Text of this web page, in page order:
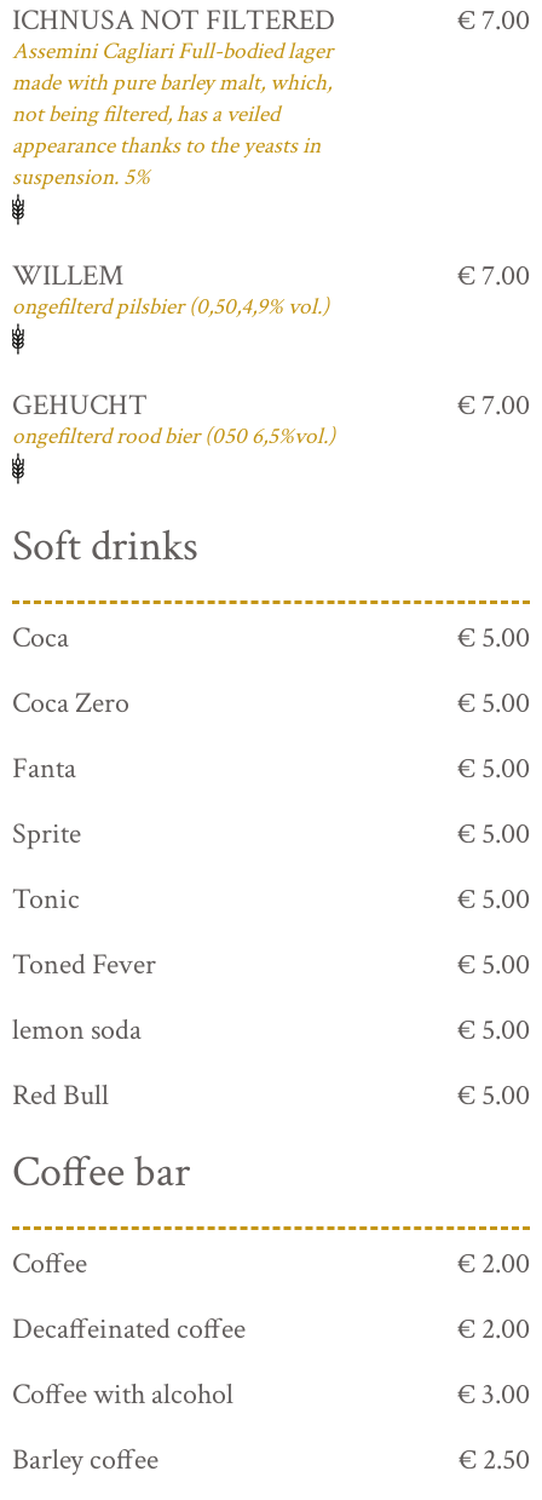
ICHNUSA NOT FILTERED
Assemini Cagliari Full-bodied lager
made with pure barley malt, which,
not being filtered, has a veiled
appearance thanks to the yeasts in
suspension. 5%
€ 7.00
WILLEM
ongefilterd pilsbier (0,50,4,9% vol.)
€ 7.00
GEHUCHT
ongefilterd rood bier (050 6,5%vol.)
€ 7.00
Soft drinks
Coca
€ 5.00
Coca Zero
€ 5.00
Fanta
€ 5.00
Sprite
€ 5.00
Tonic
€ 5.00
Toned Fever
€ 5.00
lemon soda
€ 5.00
Red Bull
€ 5.00
Coffee bar
Coffee
€ 2.00
Decaffeinated coffee
€ 2.00
Coffee with alcohol
€ 3.00
Barley coffee
€ 2.50